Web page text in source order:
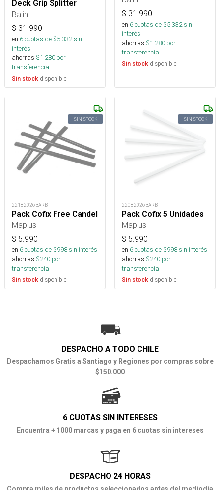
Deck Grip Splitter
Balin
$ 31.990
en 6cuotas de $5.332sin
interés
ahorras $1.280 por
transferencia.
Sin stock disponible
$ 31.990
en 6cuotas de $5.332sin
interés
ahorras $1.280 por
transferencia.
Sin stock disponible
SIN STOCK
22182026BARB
Pack Cofix Free Candel
Maplus
$ 5.990
en 6cuotas de $998sin interés
ahorras $240 por
transferencia.
Sin stock disponible
SIN STOCK
22082026BARB
Pack Cofix 5 Unidades
Maplus
$ 5.990
en 6cuotas de $998sin interés
ahorras $240 por
transferencia.
Sin stock disponible
DESPACHO A TODO CHILE
Despachamos Gratis a Santiago y Regiones por compras sobre
$150.000
6 CUOTAS SIN INTERESES
Encuentra + 1000 marcas y paga en 6 cuotas sin intereses
DESPACHO 24 HORAS
Compra miles de productos seleccionados antes del mediodía